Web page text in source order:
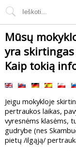
Mūsų
yra
Kaip tokią
Jeigu mokykloje
pertraukos laikas,
vyresnėms klasėms,
gudrybe (nes
pietų /ilgąją/